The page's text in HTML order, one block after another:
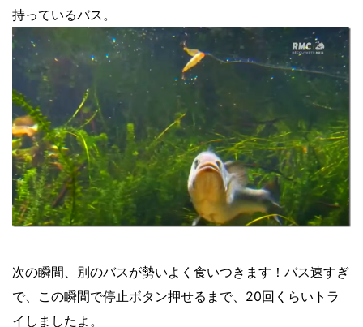
持っているバス。
次の瞬間、別のバスが勢いよく食いつきます！バス速すぎ
で、この瞬間で停止ボタン押せるまで、20回くらいトラ
イしましたよ。